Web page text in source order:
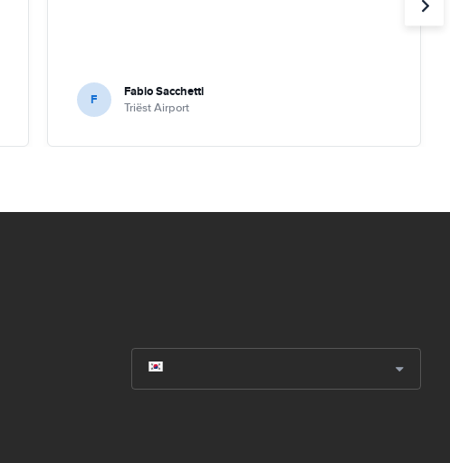
F Fabio Sacchetti
Triëst Airport